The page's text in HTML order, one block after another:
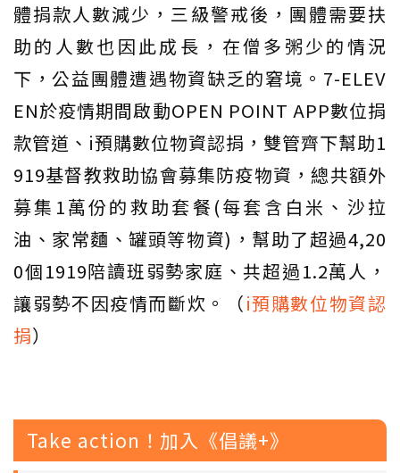
體捐款人數減少，三級警戒後，團體需要扶
助的人數也因此成長，在僧多粥少的情況
下，公益團體遭遇物資缺乏的窘境。7-ELEV
EN於疫情期間啟動OPEN POINT APP數位捐
款管道、i預購數位物資認捐，雙管齊下幫助1
919基督教救助協會募集防疫物資，總共額外
募集1萬份的救助套餐(每套含白米、沙拉
油、家常麵、罐頭等物資)，幫助了超過4,20
0個1919陪讀班弱勢家庭、共超過1.2萬人，
讓弱勢不因疫情而斷炊。（i預購數位物資認
捐）
Take action！加入《倡議+》